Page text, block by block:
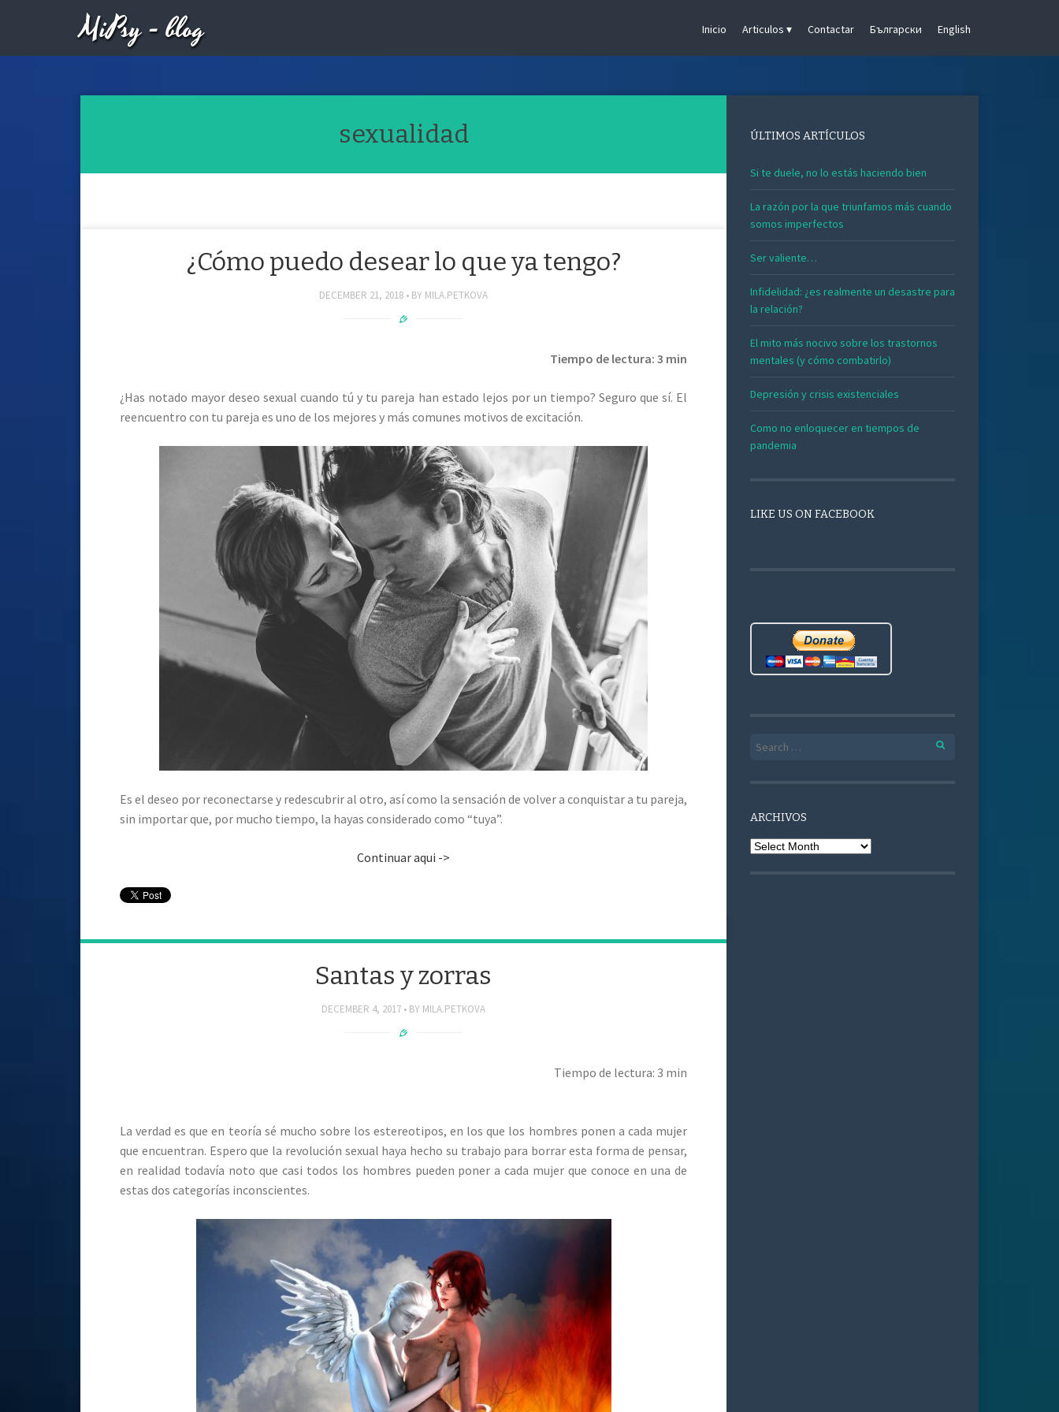
MiPsy - blog Inicio Articulos Contactar Български English
sexualidad
¿Cómo puedo desear lo que ya tengo?
DECEMBER 21, 2018 BY MILA.PETKOVA
Tiempo de lectura: 3 min
¿Has notado mayor deseo sexual cuando tú y tu pareja han estado lejos por un tiempo? Seguro que sí. El
reencuentro con tu pareja es uno de los mejores y más comunes motivos de excitación.
Es el deseo por reconectarse y redescubrir al otro, así como la sensación de volver a conquistar a tu pareja,
sin importar que, por mucho tiempo, la hayas considerado como “tuya”.
Continuar aqui ->
Santas y zorras
DECEMBER 4, 2017 BY MILA.PETKOVA
Tiempo de lectura: 3 min
La verdad es que en teoría sé mucho sobre los estereotipos, en los que los hombres ponen a cada mujer
que encuentran. Espero que la revolución sexual haya hecho su trabajo para borrar esta forma de pensar,
en realidad todavía noto que casi todos los hombres pueden poner a cada mujer que conoce en una de
estas dos categorías inconscientes.
ÚLTIMOS ARTÍCULOS
Si te duele, no lo estás haciendo bien
La razón por la que triunfamos más cuando
somos imperfectos
Ser valiente…
Infidelidad: ¿es realmente un desastre para
la relación?
El mito más nocivo sobre los trastornos
mentales (y cómo combatirlo)
Depresión y crisis existenciales
Como no enloquecer en tiempos de
pandemia
LIKE US ON FACEBOOK
Search for:
ARCHIVOS
Archivos